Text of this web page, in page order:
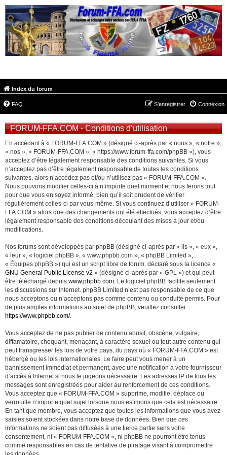
Index du forum
FAQ Connexion
S’enregistrer
FORUM-FFA.COM - Conditions d’utilisation
En accédant à « FORUM-FFA.COM » (désigné ci-après par « nous », « notre »,
« nos », « FORUM-FFA.COM », « https://www.forum-ffa.com/phpBB »), vous
acceptez d’être légalement responsable des conditions suivantes. Si vous
n’acceptez pas d’être légalement responsable de toutes les conditions
suivantes, alors n’accédez pas et/ou n’utilisez pas « FORUM-FFA.COM ».
Nous pouvons modifier celles-ci à n’importe quel moment et nous ferons tout
pour que vous en soyez informé, bien qu’il soit prudent de vérifier
régulièrement celles-ci par vous-même. Si vous continuez d’utiliser « FORUM-
FFA.COM » alors que des changements ont été effectués, vous acceptez d’être
légalement responsable des conditions découlant des mises à jour et/ou
modifications.
Nos forums sont développés par phpBB (désigné ci-après par « ils », « eux »,
« leur », « logiciel phpBB », « www.phpbb.com », « phpBB Limited »,
« Équipes phpBB ») qui est un script libre de forum, déclaré sous la licence «
GNU General Public License v2 » (désigné ci-après par « GPL ») et qui peut
être téléchargé depuis www.phpbb.com . Le logiciel phpBB facilite seulement
les discussions sur Internet. phpBB Limited n’est pas responsable de ce que
nous acceptons ou n’acceptons pas comme contenu ou conduite permis. Pour
de plus amples informations au sujet de phpBB, veuillez consulter :
https://www.phpbb.com/.
Vous acceptez de ne pas publier de contenu abusif, obscène, vulgaire,
diffamatoire, choquant, menaçant, à caractère sexuel ou tout autre contenu qui
peut transgresser les lois de votre pays, du pays où « FORUM-FFA.COM » est
hébergé ou les lois internationales. Le faire peut vous mener à un
bannissement immédiat et permanent, avec une notification à votre fournisseur
d’accès à Internet si nous le jugeons nécessaire. Les adresses IP de tous les
messages sont enregistrées pour aider au renforcement de ces conditions.
Vous acceptez que « FORUM-FFA.COM » supprime, modifie, déplace ou
verrouille n’importe quel sujet lorsque nous estimons que cela est nécessaire.
En tant que membre, vous acceptez que toutes les informations que vous avez
saisies soient stockées dans notre base de données. Bien que ces
informations ne soient pas diffusées à une tierce partie sans votre
consentement, ni « FORUM-FFA.COM », ni phpBB ne pourront être tenus
comme responsables en cas de tentative de piratage visant à compromettre